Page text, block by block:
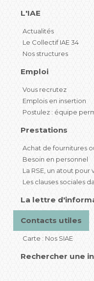
L'IAE
Actualités
Le Collectif IAE 34
Nos structures
Emploi
Vous recrutez
Emplois en insertion
Postulez : équipe
Prestations
Achat de fournitures
Besoin en personnel
La RSE, un atout
Les clauses sociales
La lettre
Contacts utiles
Carte : Nos SIAE
Rechercher une